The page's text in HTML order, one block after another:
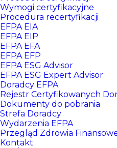
Wymogi certyfikacyjne
Procedura recertyfikacji
EFPA EIA
EFPA EIP
EFPA EFA
EFPA EFP
EFPA ESG Advisor
EFPA ESG Expert Advisor
Doradcy EFPA
Rejestr Certyfikowanych
Dokumenty do pobrania
Strefa Doradcy
Wydarzenia EFPA
Przegląd Zdrowia
Kontakt
Ewa
Erste Bank Polska
CERTYFIKATY: